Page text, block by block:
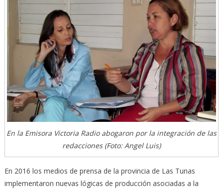
En la Emisora Victoria Radio abogaron por la integración de las
redacciones (Foto: Angel Luis)
En 2016 los medios de prensa de la provincia de Las Tunas
implementaron nuevas lógicas de producción asociadas a la